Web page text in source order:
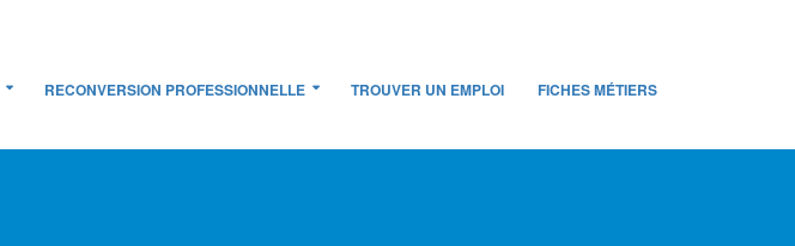
RECONVERSION PROFESSIONNELLE TROUVER UN EMPLOI FICHES MÉTIERS